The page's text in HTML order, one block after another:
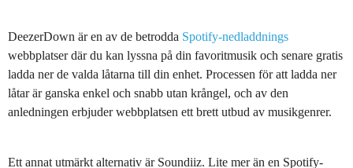
DeezerDown är en av de betrodda Spotify-nedladdnings
webbplatser där du kan lyssna på din favoritmusik och senare gratis
ladda ner de valda låtarna till din enhet. Processen för att ladda ner
låtar är ganska enkel och snabb utan krångel, och av den
anledningen erbjuder webbplatsen ett brett utbud av musikgenrer.
Ett annat utmärkt alternativ är Soundiiz. Lite mer än en Spotify-